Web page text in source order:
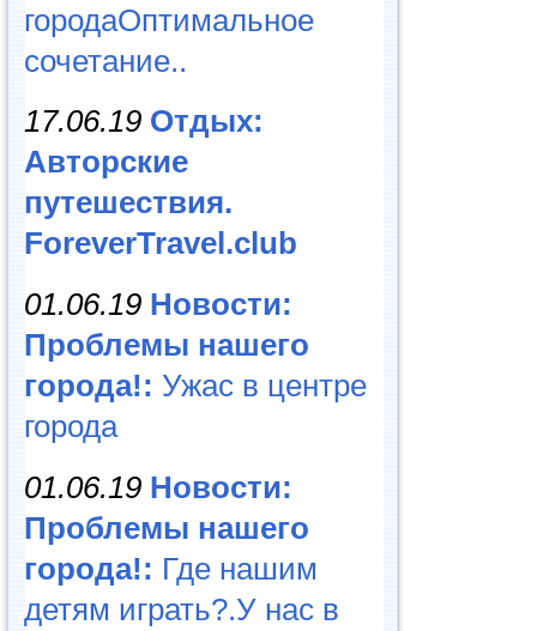
городаОптимальное
сочетание..
17.06.19 Отдых:
Авторские
путешествия.
ForeverTravel.club
01.06.19 Новости:
Проблемы нашего
города!: Ужас в центре
города
01.06.19 Новости:
Проблемы нашего
города!: Где нашим
детям играть?.У нас в